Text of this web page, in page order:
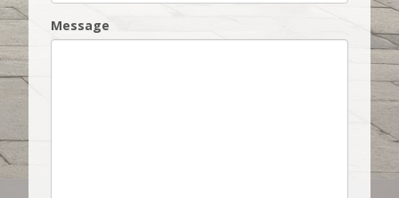
Message